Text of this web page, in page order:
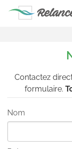
Contactez
formulaire.
Nom